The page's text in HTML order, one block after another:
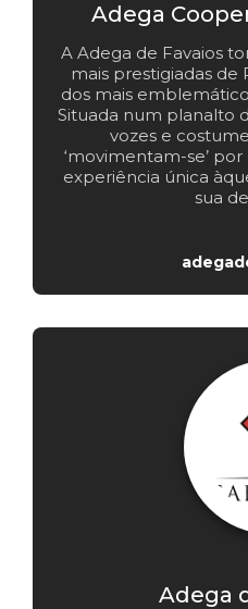
Adega
A Adega de Favaios
mais prestigiadas
dos mais
Situada num planalto
vozes e
‘movimentam-se’
experiência única
sua
Adega